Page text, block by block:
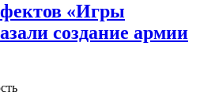
«Игры
создание армии